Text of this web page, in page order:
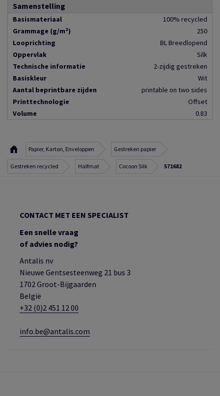
Samenstelling
Basismateriaal
100% recycled
Grammage (g/m²)
250
Looprichting
BL Breedlopend
Oppervlak
Silk
Technische informatie
2-zijdig gestreken
Basiskleur
Wit
Aantal beprintbare zijden
printable on two sides
Printtechnologie
Offset
Volume
0.83
Papier, Karton, Enveloppen Gestreken papier
Gestreken recycled Halfmat Cocoon Silk 571682
CONTACT MET EEN SPECIALIST
Een snelle vraag
of advies nodig?
Antalis nv
Nieuwe Gentsesteenweg 21 bus 3
1702 Groot-Bijgaarden
België
+32 (0)2 451 12 00
info.be@antalis.com